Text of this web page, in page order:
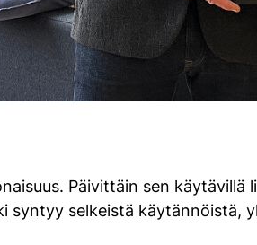
Päivittäin sen
syntyy selkeistä käytännöistä,